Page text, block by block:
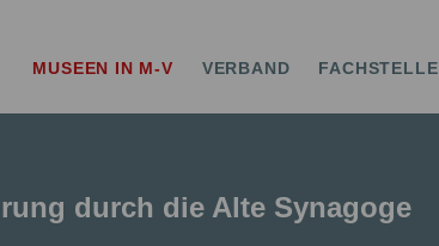
MUSEEN IN M-V VERBAND FACHSTELLE
durch die Alte Synagoge